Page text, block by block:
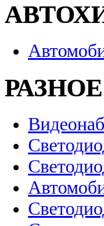
РАЗНОЕ